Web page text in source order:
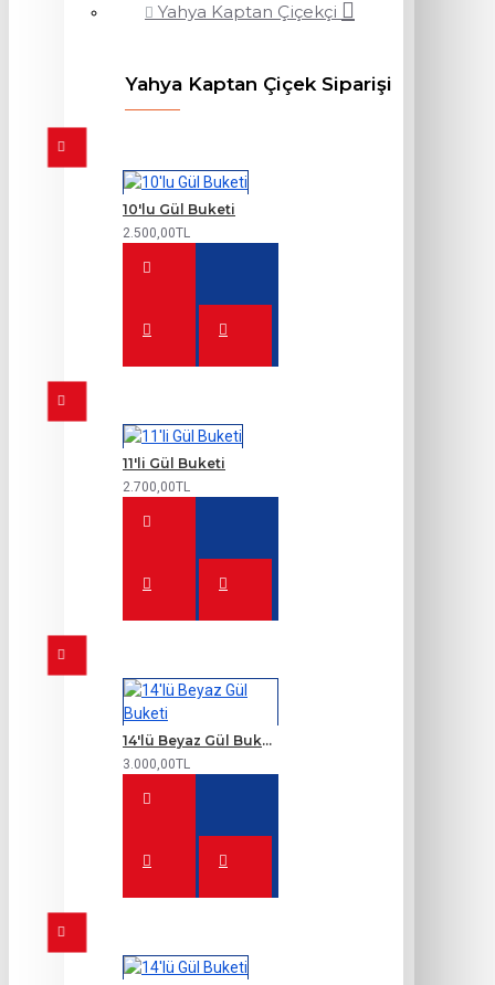
Yahya Kaptan Çiçekçi
Yahya Kaptan Çiçek Siparişi
10'lu Gül Buketi
2.500,00TL
11'li Gül Buketi
2.700,00TL
14'lü Beyaz Gül Buketi
3.000,00TL